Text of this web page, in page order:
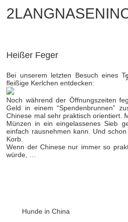
Heißer Feger
Bei unserem letzten Besuch eines
fleißige Kerlchen entdecken:
Noch während der Öffnungszeiten
Geld in einem “Spendenbrunnen”
Chinese mal sehr praktisch orientiert.
Münzen in ein eingelassenes Sieb
einfach rausnehmen kann. Und
Korb.
Wenn der Chinese nur immer so
würde, …
Hunde in China